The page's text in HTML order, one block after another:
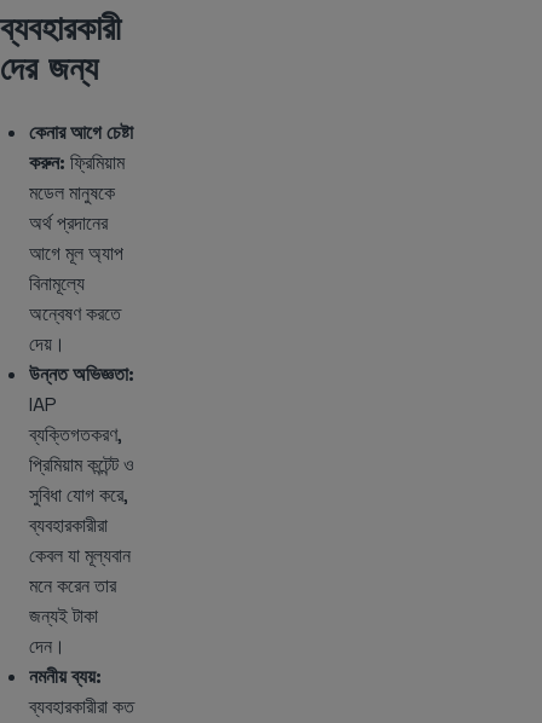
ব্যবহারকারী
দের জন্য
কেনার আগে চেষ্টা
করুন: ফ্রিমিয়াম
মডেল মানুষকে
অর্থ প্রদানের
আগে মূল অ্যাপ
বিনামূল্যে
অন্বেষণ করতে
দেয়।
উন্নত অভিজ্ঞতা:
IAP
ব্যক্তিগতকরণ,
প্রিমিয়াম কন্টেন্ট ও
সুবিধা যোগ করে,
ব্যবহারকারীরা
কেবল যা মূল্যবান
মনে করেন তার
জন্যই টাকা
দেন।
নমনীয় ব্যয়:
ব্যবহারকারীরা কত